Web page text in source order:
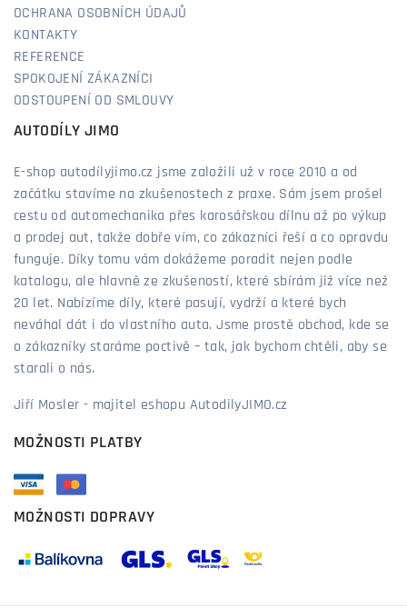
OCHRANA OSOBNÍCH ÚDAJŮ
KONTAKTY
REFERENCE
SPOKOJENÍ ZÁKAZNÍCI
ODSTOUPENÍ OD SMLOUVY
AUTODÍLY JIMO
E-shop autodílyjimo.cz jsme založili už v roce 2010 a od
začátku stavíme na zkušenostech z praxe. Sám jsem prošel
cestu od automechanika přes karosářskou dílnu až po výkup
a prodej aut, takže dobře vím, co zákazníci řeší a co opravdu
funguje. Díky tomu vám dokážeme poradit nejen podle
katalogu, ale hlavně ze zkušeností, které sbírám již více než
20 let. Nabízíme díly, které pasují, vydrží a které bych
neváhal dát i do vlastního auta. Jsme prostě obchod, kde se
o zákazníky staráme poctivě – tak, jak bychom chtěli, aby se
starali o nás.
Jiří Mosler - majitel eshopu AutodilyJIMO.cz
MOŽNOSTI PLATBY
MOŽNOSTI DOPRAVY